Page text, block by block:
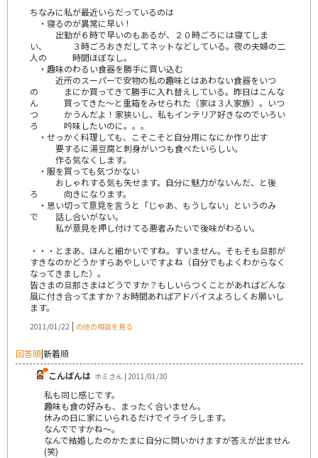
ちなみに私が最近いらだっているのは
・寝るのが異常に早い！
出勤が６時で早いのもあるが、２０時ごろには寝てしま
い、 ３時ごろおきだしてネットなどしている。夜の夫婦の二
人の 時間ほぼなし。
・趣味のわるい食器を勝手に買い込む
近所のスーパーで安物の私の趣味とはあわない食器をいつ
の まにか買ってきて勝手に入れ替えしている。昨日はこんな
ん 買ってきた～と重箱をみせられた（家は３人家族）。いつ
つ かうんだよ！家狭いし、私もインテリア好きなのでいろい
ろ 吟味したいのに。。。
・せっかく料理しても、こそこそと自分用になにか作り出す
要するに湯豆腐と刺身がいつも食べたいらしい。
作る気なくします。
・服を買っても気づかない
おしゃれする気も失せます。自分に魅力がないんだ、と後
ろ 向きになります。
・思い切って意見を言うと「じゃあ、もうしない」というのみ
で 話し合いがない。
私が意見を押し付けてる悪者みたいで後味がわるい。
・・・とまあ、ほんと細かいですね。すいません。そもそも旦那が
すきなのかどうかすらあやしいですよね（自分でもよくわからなく
なってきました）。
皆さまの旦那さまはどうですか？もしいらつくことがあればどんな
風に付き合ってますか？お時間あればアドバイスよろしくお願いし
ます。
2011/01/22 | の他の相談を見る
回答順|新着順
こんばんは ホミさん | 2011/01/30
私も同じ感じです。
趣味も食の好みも、まったく合いません。
休みの日に家にいられるだけでイライラします。
なんでですかね～。
なんで結婚したのかたまに自分に問いかけますが答えが出ません
(笑)